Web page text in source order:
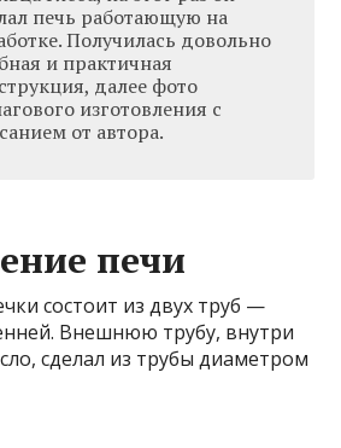
печь работающую на
Получилась довольно
и практичная
далее фото
изготовления с
от автора.
печи
состоит из двух труб —
Внешнюю трубу, внутри
сделал из трубы диаметром